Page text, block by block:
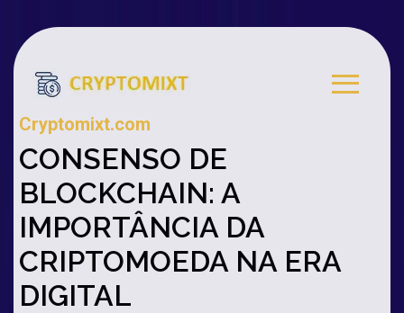
Cryptomixt.com
CONSENSO DE
BLOCKCHAIN: A
IMPORTÂNCIA DA
CRIPTOMOEDA NA ERA
DIGITAL